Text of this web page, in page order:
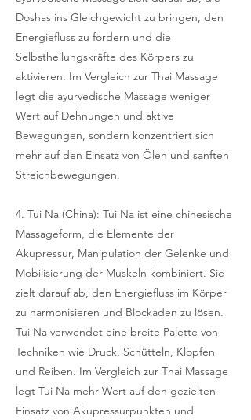
Doshas ins Gleichgewicht zu bringen, den
Energiefluss zu fördern und die
Selbstheilungskräfte des Körpers zu
aktivieren. Im Vergleich zur Thai Massage
legt die ayurvedische Massage weniger
Wert auf Dehnungen und aktive
Bewegungen, sondern konzentriert sich
mehr auf den Einsatz von Ölen und sanften
Streichbewegungen.
4. Tui Na (China): Tui Na ist eine chinesische
Massageform, die Elemente der
Akupressur, Manipulation der Gelenke und
Mobilisierung der Muskeln kombiniert. Sie
zielt darauf ab, den Energiefluss im Körper
zu harmonisieren und Blockaden zu lösen.
Tui Na verwendet eine breite Palette von
Techniken wie Druck, Schütteln, Klopfen
und Reiben. Im Vergleich zur Thai Massage
legt Tui Na mehr Wert auf den gezielten
Einsatz von Akupressurpunkten und